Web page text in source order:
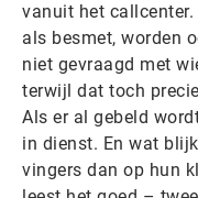
vanuit het callcenter.
als besmet, worden
niet gevraagd met
terwijl dat toch
Als er al gebeld
in dienst. En wat
vingers dan op hun